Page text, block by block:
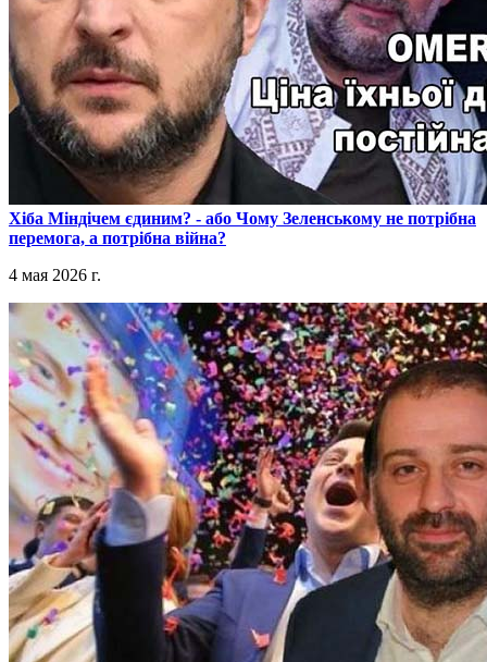
​Хіба Міндічем єдиним? - або Чому Зеленському не потрібна
перемога, а потрібна війна?
4 мая 2026 г.